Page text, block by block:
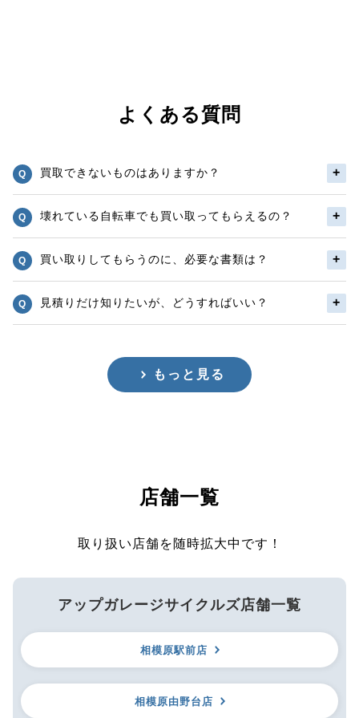
よくある質問
買取できないものはありますか？
壊れている自転車でも買い取ってもらえるの？
買い取りしてもらうのに、必要な書類は？
見積りだけ知りたいが、どうすればいい？
もっと見る
店舗一覧
取り扱い店舗を随時拡大中です！
アップガレージサイクルズ店舗一覧
相模原駅前店
相模原由野台店